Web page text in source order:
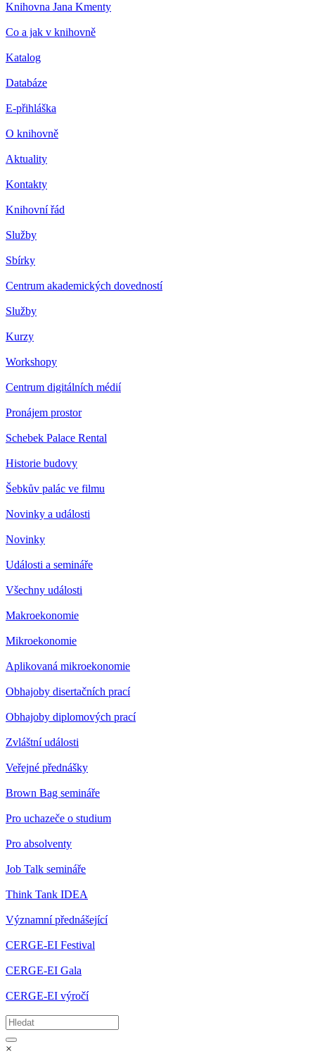
Knihovna Jana Kmenty
Co a jak v knihovně
Katalog
Databáze
E-přihláška
O knihovně
Aktuality
Kontakty
Knihovní řád
Služby
Sbírky
Centrum akademických dovedností
Služby
Kurzy
Workshopy
Centrum digitálních médií
Pronájem prostor
Schebek Palace Rental
Historie budovy
Šebkův palác ve filmu
Novinky a události
Novinky
Události a semináře
Všechny události
Makroekonomie
Mikroekonomie
Aplikovaná mikroekonomie
Obhajoby disertačních prací
Obhajoby diplomových prací
Zvláštní události
Veřejné přednášky
Brown Bag semináře
Pro uchazeče o studium
Pro absolventy
Job Talk semináře
Think Tank IDEA
Významní přednášející
CERGE-EI Festival
CERGE-EI Gala
CERGE-EI výročí
×